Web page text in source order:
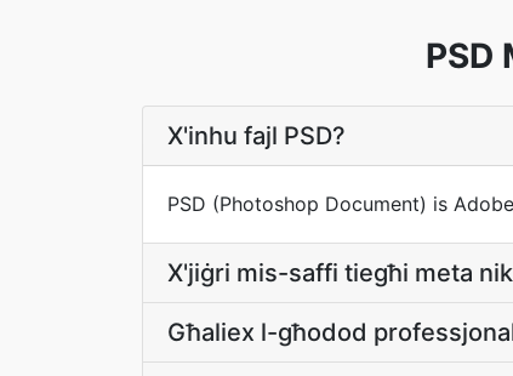
X'inhu fajl PSD?
PSD (Photoshop Document) is
X'jiġri mis-saffi tiegħi meta
Għaliex l-għodod